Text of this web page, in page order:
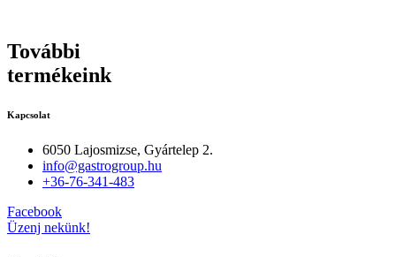
További
termékeink
Kapcsolat
6050 Lajosmizse, Gyártelep 2.
info@gastrogroup.hu
+36-76-341-483
Facebook
Üzenj nekünk!